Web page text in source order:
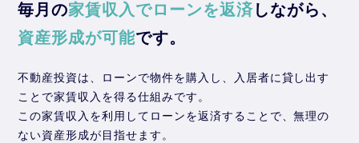
毎月の家賃収入でローンを返済しながら、
資産形成が可能です。
不動産投資は、ローンで物件を購入し、入居者に貸し出す
ことで家賃収入を得る仕組みです。
この家賃収入を利用してローンを返済することで、無理の
ない資産形成が目指せます。